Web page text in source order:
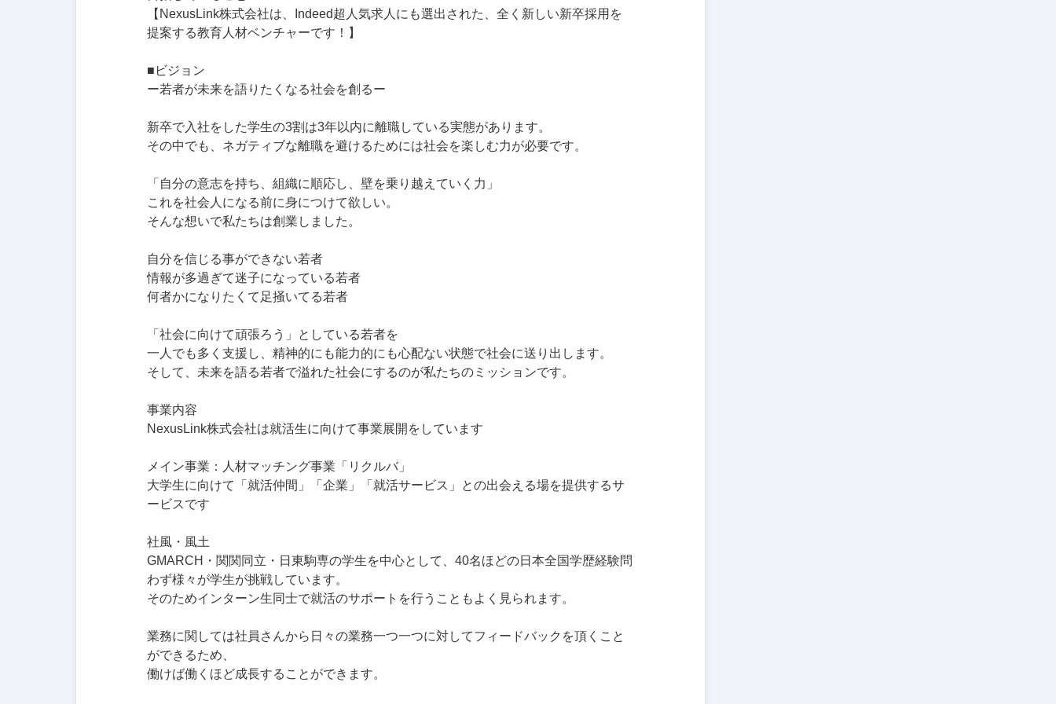
【NexusLink株式会社は、Indeed超人気求人にも選出された、全く新しい新卒採用を
提案する教育人材ベンチャーです！】
■ビジョン
ー若者が未来を語りたくなる社会を創るー
新卒で入社をした学生の3割は3年以内に離職している実態があります。
その中でも、ネガティブな離職を避けるためには社会を楽しむ力が必要です。
「自分の意志を持ち、組織に順応し、壁を乗り越えていく力」
これを社会人になる前に身につけて欲しい。
そんな想いで私たちは創業しました。
自分を信じる事ができない若者
情報が多過ぎて迷子になっている若者
何者かになりたくて足掻いてる若者
「社会に向けて頑張ろう」としている若者を
一人でも多く支援し、精神的にも能力的にも心配ない状態で社会に送り出します。
そして、未来を語る若者で溢れた社会にするのが私たちのミッションです。
事業内容
NexusLink株式会社は就活生に向けて事業展開をしています
メイン事業：人材マッチング事業「リクルバ」
大学生に向けて「就活仲間」「企業」「就活サービス」との出会える場を提供するサ
ービスです
社風・風土
GMARCH・関関同立・日東駒専の学生を中心として、40名ほどの日本全国学歴経験問
わず様々が学生が挑戦しています。
そのためインターン生同士で就活のサポートを行うこともよく見られます。
業務に関しては社員さんから日々の業務一つ一つに対してフィードバックを頂くこと
ができるため、
働けば働くほど成長することができます。